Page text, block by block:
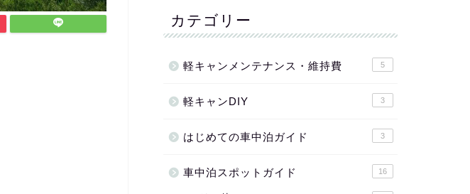
カテゴリー
軽キャンメンテナンス・維持費 5
軽キャンDIY 3
はじめての車中泊ガイド 3
車中泊スポットガイド 16